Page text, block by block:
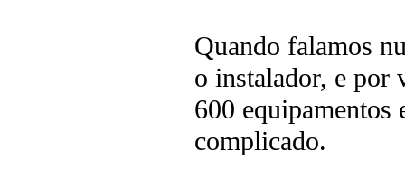
Quando falamos
o instalador, e por
600 equipamentos
complicado.